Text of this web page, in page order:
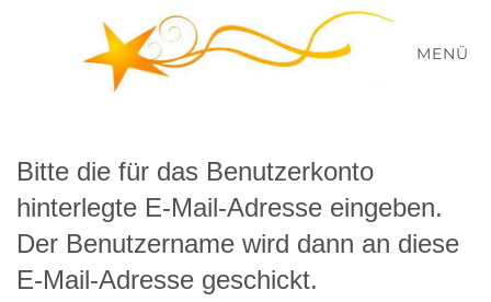
Zum Hauptinhalt springen MENÜ
Bitte die für das Benutzerkonto
hinterlegte E-Mail-Adresse eingeben.
Der Benutzername wird dann an diese
E-Mail-Adresse geschickt.